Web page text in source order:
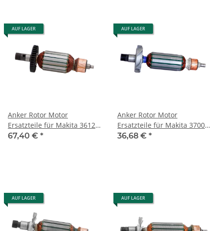
AUF LAGER
Anker Rotor Motor
Ersatzteile für Makita 3612C
(516508-9)
67,40 € *
AUF LAGER
Anker Rotor Motor
Ersatzteile für Makita 3700B
(511698-3)
36,68 € *
AUF LAGER AUF LAGER